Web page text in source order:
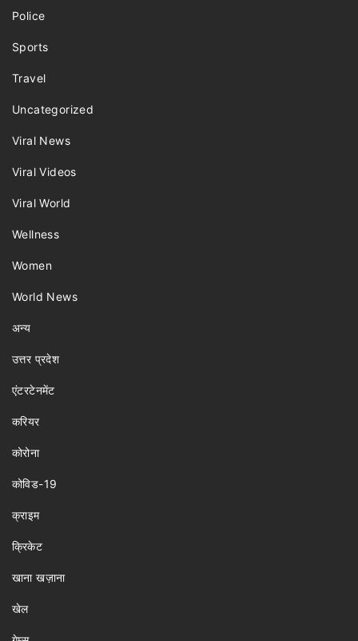
Police
Sports
Travel
Uncategorized
Viral News
Viral Videos
Viral World
Wellness
Women
World News
अन्य
उत्तर प्रदेश
एंटरटेनमेंट
करियर
कोरोना
कोविड-19
क्राइम
क्रिकेट
खाना खज़ाना
खेल